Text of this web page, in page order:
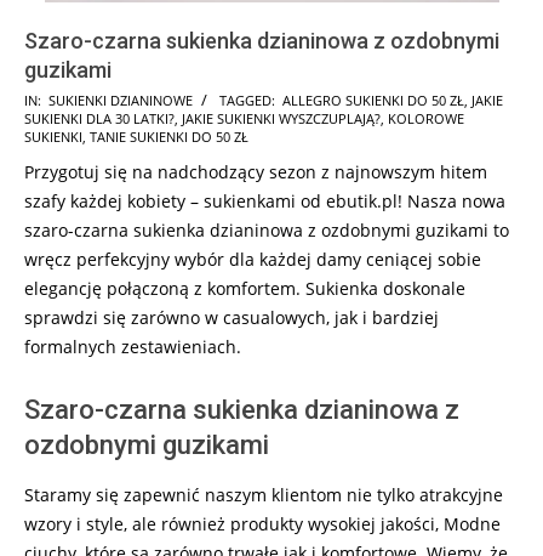
Szaro-czarna sukienka dzianinowa z ozdobnymi
guzikami
2024-
09-
IN: SUKIENKI DZIANINOWE TAGGED: ALLEGRO SUKIENKI DO 50 ZŁ JAKIE
SUKIENKI DLA 30 LATKI? JAKIE SUKIENKI WYSZCZUPLAJĄ? KOLOROWE
SUKIENKI TANIE SUKIENKI DO 50 ZŁ
Przygotuj się na nadchodzący sezon z najnowszym hitem
szafy każdej kobiety – sukienkami od ebutik.pl! Nasza nowa
szaro-czarna sukienka dzianinowa z ozdobnymi guzikami to
wręcz perfekcyjny wybór dla każdej damy ceniącej sobie
elegancję połączoną z komfortem. Sukienka doskonale
sprawdzi się zarówno w casualowych, jak i bardziej
formalnych zestawieniach.
Szaro-czarna sukienka dzianinowa z
ozdobnymi guzikami
Staramy się zapewnić naszym klientom nie tylko atrakcyjne
wzory i style, ale również produkty wysokiej jakości, Modne